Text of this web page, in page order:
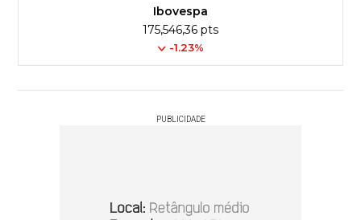
Ibovespa
175,546,36 pts
-1.23%
PUBLICIDADE